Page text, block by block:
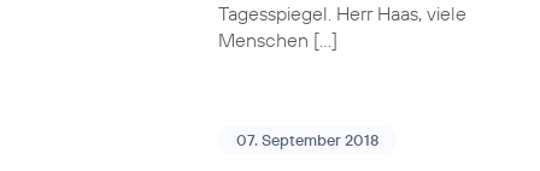
Tagesspiegel. Herr Haas, viele
Menschen […]
07. September 2018